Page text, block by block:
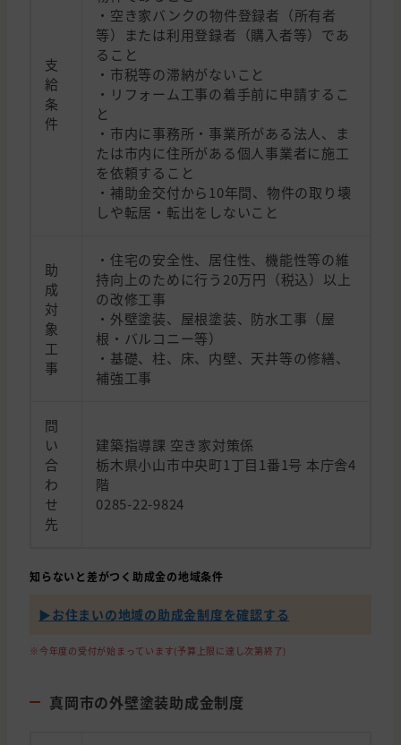
支
給
条
件
・空き家バンクの物件登録者（所有者
等）または利用登録者（購入者等）であ
ること
・市税等の滞納がないこと
・リフォーム工事の着手前に申請するこ
と
・市内に事務所・事業所がある法人、ま
たは市内に住所がある個人事業者に施工
を依頼すること
・補助金交付から10年間、物件の取り壊
しや転居・転出をしないこと
助
成
対
象
工
事
・住宅の安全性、居住性、機能性等の維
持向上のために行う20万円（税込）以上
の改修工事
・外壁塗装、屋根塗装、防水工事（屋
根・バルコニー等）
・基礎、柱、床、内壁、天井等の修繕、
補強工事
問
い
合
わ
せ
先
建築指導課 空き家対策係
栃木県小山市中央町1丁目1番1号 本庁舎4
階
0285-22-9824
知らないと差がつく助成金の地域条件
▶︎お住まいの地域の助成金制度を確認する
※今年度の受付が始まっています(予算上限に達し次第終了)
真岡市の外壁塗装助成金制度